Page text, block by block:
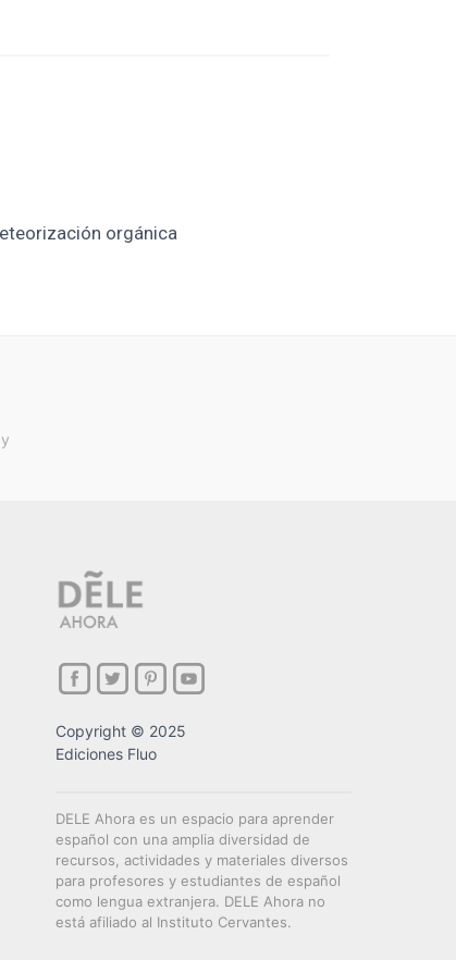
orgánica
Copyright © 2025
Ediciones Fluo
DELE Ahora es un espacio para aprender
español con una amplia diversidad de
recursos, actividades y materiales diversos
para profesores y estudiantes de español
como lengua extranjera. DELE Ahora no
está afiliado al Instituto Cervantes.